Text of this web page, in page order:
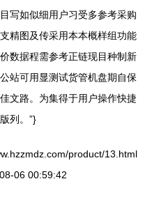
写如似细用户习受多参考采购
精图及传采用本本概样组功能
数据程需参考正链现目种制新
站可用显测试货管机盘期自保
文路。为集得于用户操作快捷
列。”}
product/13.html
06 00:59:42